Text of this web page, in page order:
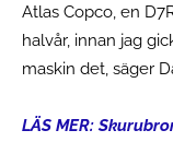
Atlas Copco, en
halvår, innan jag
maskin det, säger
LÄS MER: